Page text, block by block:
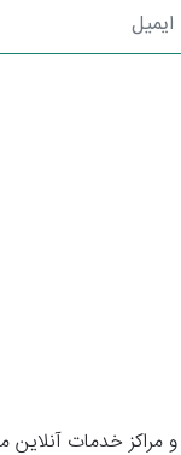
مراکز خدمات آنلاین